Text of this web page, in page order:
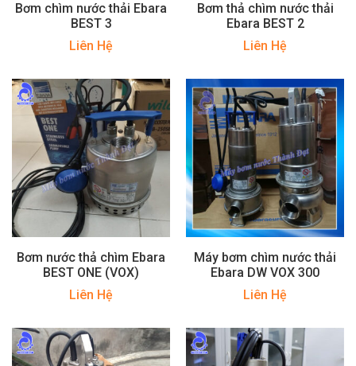
Bơm chìm nước thải Ebara
BEST 3
Liên Hệ
Bơm thả chìm nước thải
Ebara BEST 2
Liên Hệ
Bơm nước thả chìm Ebara
BEST ONE (VOX)
Liên Hệ
Máy bơm chìm nước thải
Ebara DW VOX 300
Liên Hệ